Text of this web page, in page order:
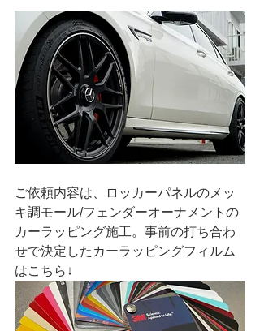
ご依頼内容は、ロッカーパネルのメッ
キ調モール/フェンダーオーナメントの
カーラッピング施工。事前の打ち合わ
せで決定したカーラッピングフィルム
はこちら↓